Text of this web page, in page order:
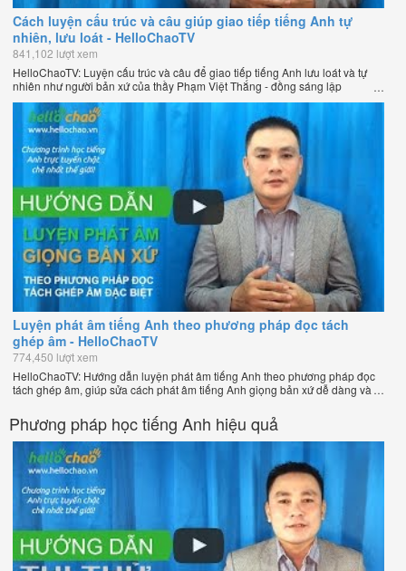
Cách luyện cấu trúc và câu giúp giao tiếp tiếng Anh tự
nhiên, lưu loát - HelloChaoTV
841,102 lượt xem
HelloChaoTV: Luyện cấu trúc và câu để giao tiếp tiếng Anh lưu loát và tự
nhiên như người bản xứ của thầy Phạm Việt Thắng - đồng sáng lập
HelloChao.vn - Trang web học tiếng Anh trực tuyến chặt chẽ nhất thế giới.
Luyện phát âm tiếng Anh theo phương pháp đọc tách
ghép âm - HelloChaoTV
774,450 lượt xem
HelloChaoTV: Hướng dẫn luyện phát âm tiếng Anh theo phương pháp đọc
tách ghép âm, giúp sửa cách phát âm tiếng Anh giọng bản xứ dễ dàng và
Chương trình dạy tiếng Anh trực tuyến chặt chẽ nhất thế giới!
Phương pháp học tiếng Anh hiệu quả